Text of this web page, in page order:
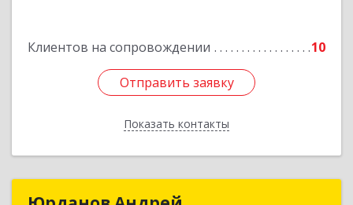
Клиентов на сопровождении 10
Отправить заявку
Показать контакты
Подробнее
Отправить заявку
Назад